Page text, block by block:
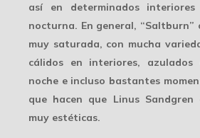
así en determinados interiores
nocturna. En general, “Saltburn”
muy saturada, con mucha
cálidos en interiores,
noche e incluso bastantes
que hacen que Linus Sandgren
muy estéticas.